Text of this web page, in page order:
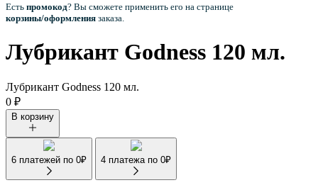
Есть промокод? Вы сможете применить его на странице
корзины/оформления заказа.
Лубрикант Godness 120 мл.
Лубрикант Godness 120 мл.
0 ₽
В корзину
6 платежей по 0₽ 4 платежа по 0₽